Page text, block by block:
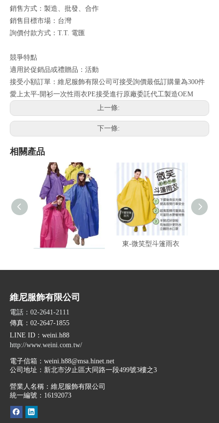
銷售方式：製造、批發、合作
銷售目標市場：台灣
詢價付款方式：T.T. 電匯
競爭特點
適用於促銷品或禮贈品：活動
接受小額訂單：維尼服飾有限公司可接受詢價最低訂購量為300件
愛上太平-開衫一次性雨衣PE接受進行原廠委託代工製造OEM
上一條:
下一條:
相關產品
東-登山龍太空雨衣 東-微笑型斗篷雨衣
維尼服飾有限公司
電話：02-2641-2111
傳真：02-2647-1855
LINE ID ：weini.h88
http://www.weini.com.tw/
電子信箱： weini.h88@msa.hinet.net
公司地址： 新北市汐止區大同路一段499號3樓之3
營業人名稱：維尼服飾有限公司
統一編號：16192073